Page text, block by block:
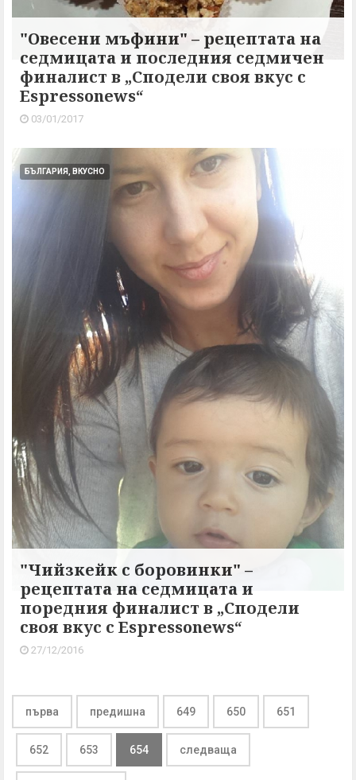
"Овесени мъфини" – рецептата на
седмицата и последния седмичен
финалист в „Сподели своя вкус с
Espressonews“
03/01/2017
БЪЛГАРИЯ, ВКУСНО
"Чийзкейк с боровинки" –
рецептата на седмицата и
поредния финалист в „Сподели
своя вкус с Espressonews“
27/12/2016
първа предишна 649 650 651
652 653 654 следваща